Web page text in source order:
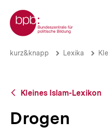
zum
Seiteninhalt
springen
Zur Startseite der bpb
Drogen
Brotkrümelnavigation
kurz&knapp Lexika
Zurück
Übersicht
Kleines Islam-Lexikon
Drogen